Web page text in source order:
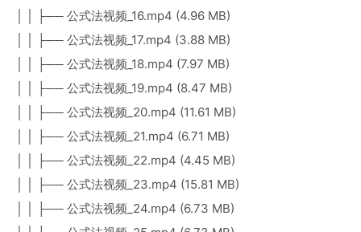
│ │ ├── 公式法视频_16.mp4 (4.96 MB)
│ │ ├── 公式法视频_17.mp4 (3.88 MB)
│ │ ├── 公式法视频_18.mp4 (7.97 MB)
│ │ ├── 公式法视频_19.mp4 (8.47 MB)
│ │ ├── 公式法视频_20.mp4 (11.61 MB)
│ │ ├── 公式法视频_21.mp4 (6.71 MB)
│ │ ├── 公式法视频_22.mp4 (4.45 MB)
│ │ ├── 公式法视频_23.mp4 (15.81 MB)
│ │ ├── 公式法视频_24.mp4 (6.73 MB)